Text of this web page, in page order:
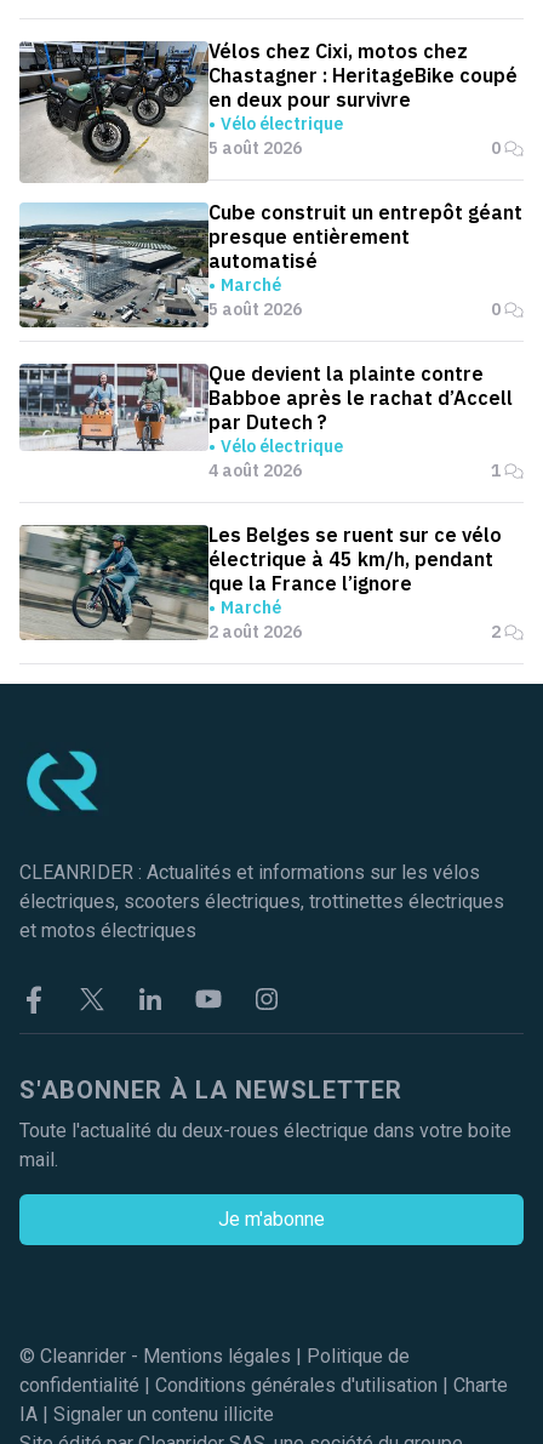
Vélos chez Cixi, motos chez
Chastagner : HeritageBike coupé
en deux pour survivre
Vélo électrique
5 août 2026
0
Cube construit un entrepôt géant
presque entièrement
automatisé
Marché
5 août 2026
0
Que devient la plainte contre
Babboe après le rachat d’Accell
par Dutech ?
Vélo électrique
4 août 2026
1
Les Belges se ruent sur ce vélo
électrique à 45 km/h, pendant
que la France l’ignore
Marché
2 août 2026
2
CLEANRIDER : Actualités et informations sur les vélos
électriques, scooters électriques, trottinettes électriques
et motos électriques
FacebookTwitter LinkekinYoutubeInstagram
S'ABONNER À LA NEWSLETTER
Toute l'actualité du deux-roues électrique dans votre boite
mail.
Je m'abonne
© Cleanrider - Mentions légales
Politique de
confidentialité
Conditions générales d'utilisation
Charte
IA
Signaler un contenu illicite